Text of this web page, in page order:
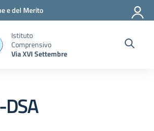
e del Merito
Istituto
Comprensivo
Via XVI Settembre